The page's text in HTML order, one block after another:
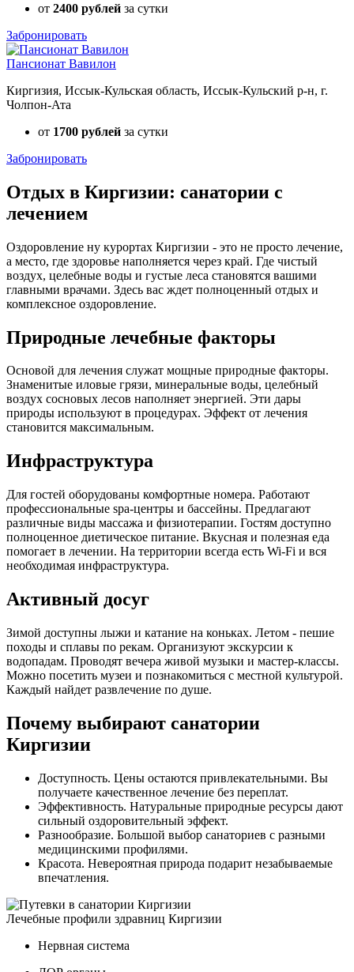
от 2400 рублей за сутки
Забронировать
Пансионат Вавилон
Киргизия, Иссык-Кульская область, Иссык-Кульский р-н, г.
Чолпон-Ата
от 1700 рублей за сутки
Забронировать
Отдых в Киргизии: санатории с
лечением
Оздоровление ну курортах Киргизии - это не просто лечение,
а место, где здоровье наполняется через край. Где чистый
воздух, целебные воды и густые леса становятся вашими
главными врачами. Здесь вас ждет полноценный отдых и
комплексное оздоровление.
Природные лечебные факторы
Основой для лечения служат мощные природные факторы.
Знаменитые иловые грязи, минеральные воды, целебный
воздух сосновых лесов наполняет энергией. Эти дары
природы используют в процедурах. Эффект от лечения
становится максимальным.
Инфраструктура
Для гостей оборудованы комфортные номера. Работают
профессиональные spa-центры и бассейны. Предлагают
различные виды массажа и физиотерапии. Гостям доступно
полноценное диетическое питание. Вкусная и полезная еда
помогает в лечении. На территории всегда есть Wi-Fi и вся
необходимая инфраструктура.
Активный досуг
Зимой доступны лыжи и катание на коньках. Летом - пешие
походы и сплавы по рекам. Организуют экскурсии к
водопадам. Проводят вечера живой музыки и мастер-классы.
Можно посетить музеи и познакомиться с местной культурой.
Каждый найдет развлечение по душе.
Почему выбирают санатории
Киргизии
Доступность. Цены остаются привлекательными. Вы
получаете качественное лечение без переплат.
Эффективность. Натуральные природные ресурсы дают
сильный оздоровительный эффект.
Разнообразие. Большой выбор санаториев с разными
медицинскими профилями.
Красота. Невероятная природа подарит незабываемые
впечатления.
Лечебные профили здравниц Киргизии
Нервная система